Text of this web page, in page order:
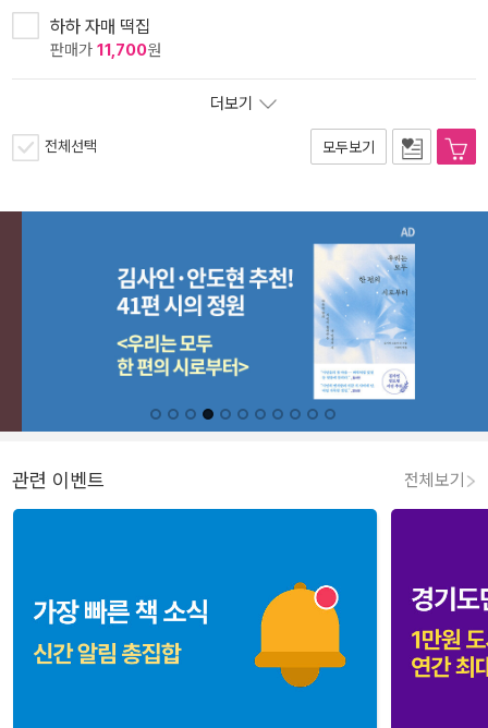
하하 자매 떡집
판매가 11,700원
더보기
전체선택 모두보기
관련 이벤트 전체보기